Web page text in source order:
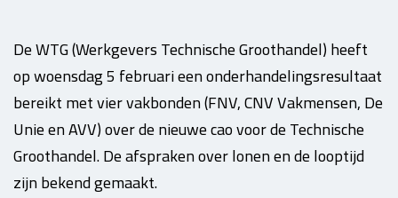
De WTG (Werkgevers Technische Groothandel) heeft
op woensdag 5 februari een onderhandelingsresultaat
bereikt met vier vakbonden (FNV, CNV Vakmensen, De
Unie en AVV) over de nieuwe cao voor de Technische
Groothandel. De afspraken over lonen en de looptijd
zijn bekend gemaakt.